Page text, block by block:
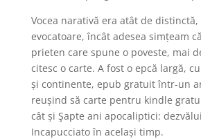
Vocea narativă era atât de distinctă,
evocatoare, încât adesea simțeam
prieten care spune o poveste, mai
citesc o carte. A fost o epcă largă,
și continente, epub gratuit într-un
reușind să carte pentru kindle
cât și Şapte ani apocaliptici:
Incapucciato în același timp.